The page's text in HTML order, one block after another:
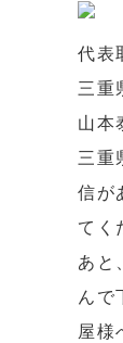
代表
三重
山本
三重
信が
てく
あと
んで
屋様